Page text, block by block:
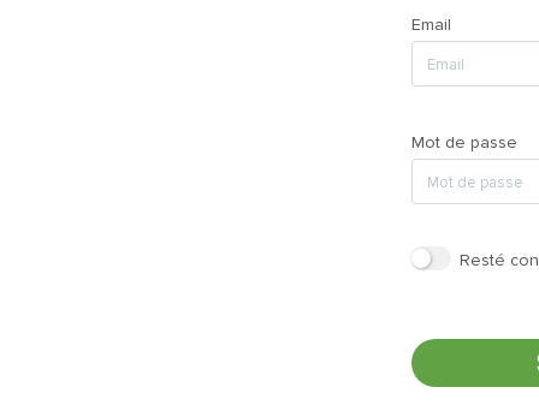
Email
Mot de passe
Resté